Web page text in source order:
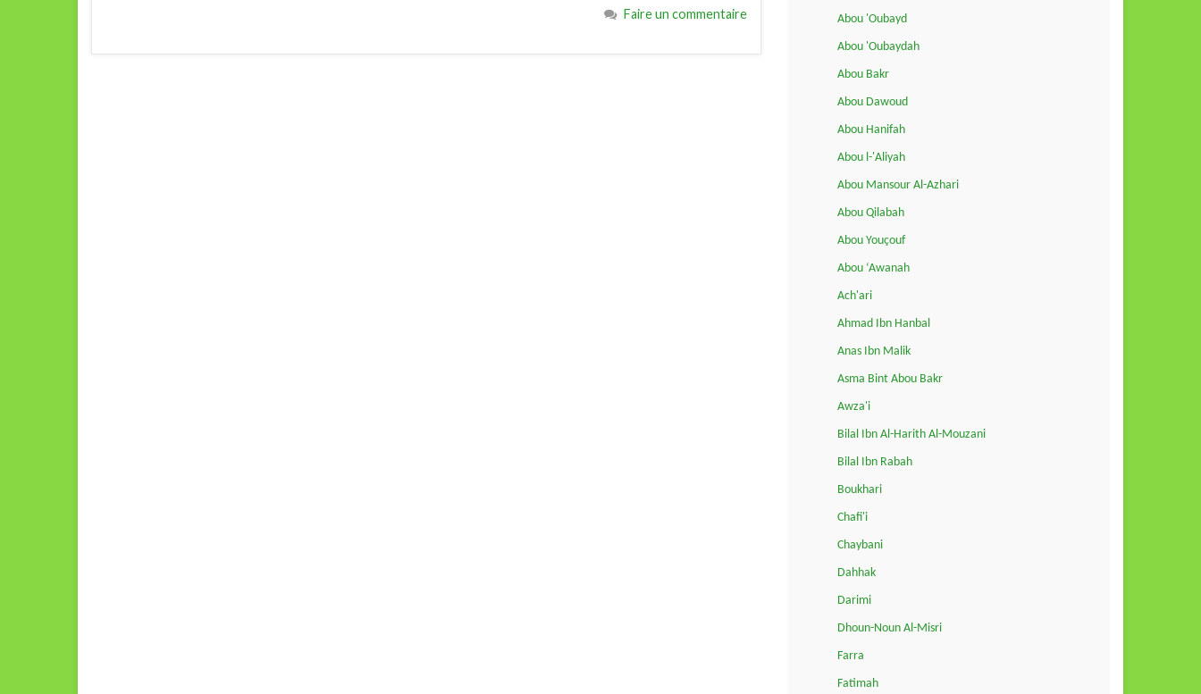
Faire un commentaire Abou 'Oubayd
Abou 'Oubaydah
Abou Bakr
Abou Dawoud
Abou Hanifah
Abou l-'Aliyah
Abou Mansour Al-Azhari
Abou Qilabah
Abou Youçouf
Abou ‘Awanah
Ach'ari
Ahmad Ibn Hanbal
Anas Ibn Malik
Asma Bint Abou Bakr
Awza'i
Bilal Ibn Al-Harith Al-Mouzani
Bilal Ibn Rabah
Boukhari
Chafi'i
Chaybani
Dahhak
Darimi
Dhoun-Noun Al-Misri
Farra
Fatimah